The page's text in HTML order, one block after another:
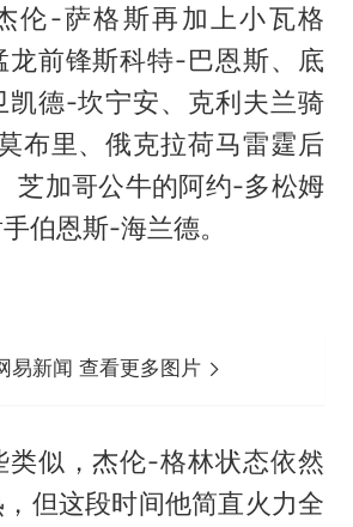
伦-萨格斯再加上小瓦格
龙前锋斯科特-巴恩斯、底
凯德-坎宁安、克利夫兰骑
布里、俄克拉荷马雷霆后
芝加哥公牛的阿约-多松姆
伯恩斯-海兰德。
易新闻 查看更多图片
类似，杰伦-格林状态依然
但这段时间他简直火力全